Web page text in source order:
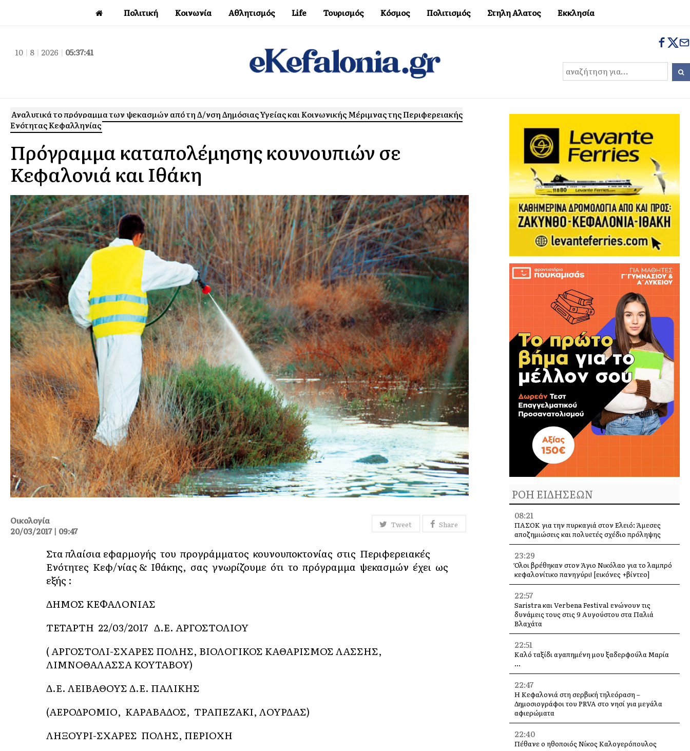
Πολιτική Κοινωνία Αθλητισμός Life Τουρισμός Κόσμος Πολιτισμός Στηλη Αλατος Εκκλησία
10 | 8 | 2026 | 05:37:42
Αναλυτικά το πρόγραμμα των ψεκασμών από τη Δ/νση Δημόσιας Υγείας και Κοινωνικής Μέριμνας της Περιφερειακής
Ενότητας Κεφαλληνίας
Πρόγραμμα καταπολέμησης κουνουπιών σε
Κεφαλονιά και Ιθάκη
Tweet Share
Οικολογία
20/03/2017 | 09:47
Στα πλαίσια εφαρμογής του προγράμματος κουνουποκτονίας στις Περιφερειακές
Ενότητες Κεφ/νίας & Ιθάκης, σας γνωρίζουμε ότι το πρόγραμμα ψεκασμών έχει ως
εξής :
ΔΗΜΟΣ ΚΕΦΑΛΟΝΙΑΣ
ΤΕΤΑΡΤΗ 22/03/2017 Δ.Ε. ΑΡΓΟΣΤΟΛΙΟΥ
( ΑΡΓΟΣΤΟΛΙ-ΣΧΑΡΕΣ ΠΟΛΗΣ, ΒΙΟΛΟΓΙΚΟΣ ΚΑΘΑΡΙΣΜΟΣ ΛΑΣΣΗΣ,
ΛΙΜΝΟΘΑΛΑΣΣΑ ΚΟΥΤΑΒΟΥ)
Δ.Ε. ΛΕΙΒΑΘΟΥΣ Δ.Ε. ΠΑΛΙΚΗΣ
(ΑΕΡΟΔΡΟΜΙΟ, ΚΑΡΑΒΑΔΟΣ, ΤΡΑΠΕΖΑΚΙ, ΛΟΥΡΔΑΣ)
ΛΗΞΟΥΡΙ-ΣΧΑΡΕΣ ΠΟΛΗΣ, ΠΕΡΙΟΧΗ
ΡΟΗ ΕΙΔΗΣΕΩΝ
08:21
ΠΑΣΟΚ για την πυρκαγιά στον Ελειό: Άμεσες
αποζημιώσεις και πολυετές σχέδιο πρόληψης
23:29
Όλοι βρέθηκαν στον Άγιο Νικόλαο για το λαμπρό
κεφαλονίτικο πανηγύρι! [εικόνες +βίντεο]
22:57
Saristra και Verbena Festival ενώνουν τις
δυνάμεις τους στις 9 Αυγούστου στα Παλιά
Βλαχάτα
22:51
Καλό ταξίδι αγαπημένη μου ξαδερφούλα Μαρία
…
22:47
Η Κεφαλονιά στη σερβική τηλεόραση –
Δημοσιογράφοι του PRVA στο νησί για μεγάλα
αφιερώματα
22:40
Πέθανε ο ηθοποιός Νίκος Καλογερόπουλος